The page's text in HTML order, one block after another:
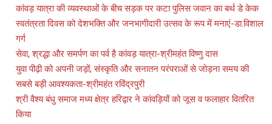
कांवड़ यात्रा की व्यवस्थाओं के बीच सड़क पर कटा पुलिस जवान का बर्थ डे केक
स्वतंत्रता दिवस को देशभक्ति और जनभागीदारी उत्सव के रूप में मनाएं-डा.विशाल
गर्ग
सेवा, श्रद्धा और समर्पण का पर्व है कांवड़ यात्रा-श्रीमहंत विष्णु दास
युवा पीढ़ी को अपनी जड़ों, संस्कृति और सनातन परंपराओं से जोड़ना समय की
सबसे बड़ी आवश्यकता-श्रीमहंत रविंद्रपुरी
श्री वैश्य बंधु समाज मध्य क्षेत्र हरिद्वार ने कांवड़ियों को जूस व फलाहार वितरित
किया